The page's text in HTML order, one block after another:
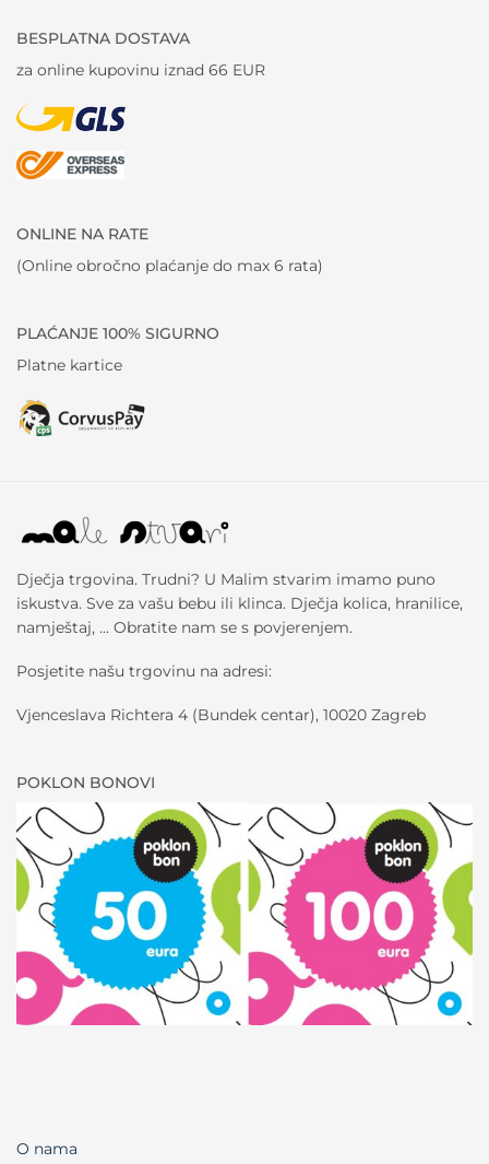
BESPLATNA DOSTAVA
za online kupovinu iznad 66 EUR
ONLINE NA RATE
(Online obročno plaćanje do max 6 rata)
PLAĆANJE 100% SIGURNO
Platne kartice
Dječja trgovina. Trudni? U Malim stvarim imamo puno
iskustva. Sve za vašu bebu ili klinca. Dječja kolica, hranilice,
namještaj, … Obratite nam se s povjerenjem.
Posjetite našu trgovinu na adresi:
Vjenceslava Richtera 4 (Bundek centar), 10020 Zagreb
POKLON BONOVI
O nama